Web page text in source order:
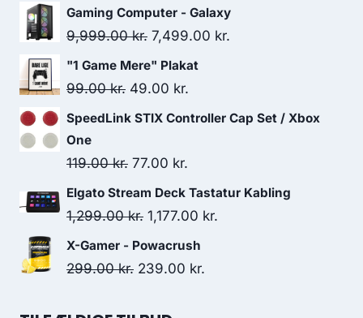
Gaming Computer - Galaxy
9,999.00kr. Original
price
was:
7,499.00 kr.
"1 Game Mere" Plakat
99.00kr. Original
price
99.00 kr..
49.00 kr.
price
SpeedLink STIX Controller Cap Set / Xbox
One
119.00kr. Original
price
was:
77.00 kr.
price
is:
Elgato Stream Deck Tastatur Kabling
1,299.00kr. Original
price
was:
1,177.00 kr.
X-Gamer - Powacrush
299.00kr. Original
239.00 kr.